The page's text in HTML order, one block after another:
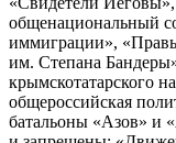
общенациональный
иммиграции»,
им. Степана
крымскотатарского
общероссийская
батальоны «Азов» и